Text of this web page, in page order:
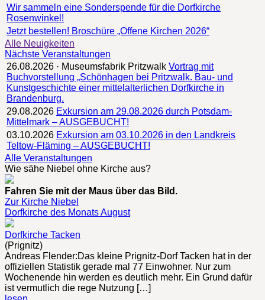
Wir sammeln eine Sonderspende für die Dorfkirche
Rosenwinkel!
Jetzt bestellen! Broschüre „Offene Kirchen 2026“
Alle Neuigkeiten
Nächste Veranstaltungen
26.08.2026 · Museumsfabrik Pritzwalk Vortrag mit
Buchvorstellung „Schönhagen bei Pritzwalk. Bau- und
Kunstgeschichte einer mittelalterlichen Dorfkirche in
Brandenburg.
29.08.2026 Exkursion am 29.08.2026 durch Potsdam-
Mittelmark – AUSGEBUCHT!
03.10.2026 Exkursion am 03.10.2026 in den Landkreis
Teltow-Fläming – AUSGEBUCHT!
Alle Veranstaltungen
Wie sähe Niebel ohne Kirche aus?
Fahren Sie mit der Maus über das Bild.
Zur Kirche Niebel
Dorfkirche des Monats August
Dorfkirche Tacken
(Prignitz)
Andreas Flender:Das kleine Prignitz-Dorf Tacken hat in der
offiziellen Statistik gerade mal 77 Einwohner. Nur zum
Wochenende hin werden es deutlich mehr. Ein Grund dafür
ist vermutlich die rege Nutzung […]